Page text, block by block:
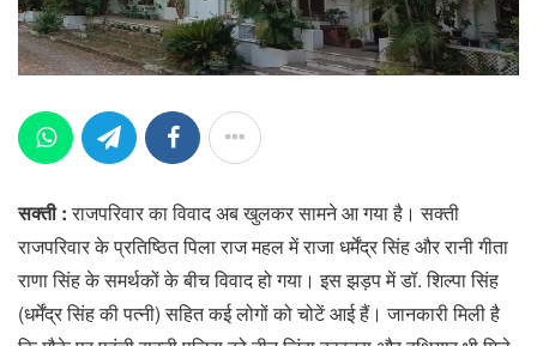
सक्ती :राजपरिवार का विवाद अब खुलकर सामने आ गया है। सक्ती
राजपरिवार के प्रतिष्ठित पिला राज महल में राजा धर्मेंद्र सिंह और रानी गीता
राणा सिंह के समर्थकों के बीच विवाद हो गया। इस झड़प में डॉ. शिल्पा सिंह
(धर्मेंद्र सिंह की पत्नी) सहित कई लोगों को चोटें आई हैं। जानकारी मिली है